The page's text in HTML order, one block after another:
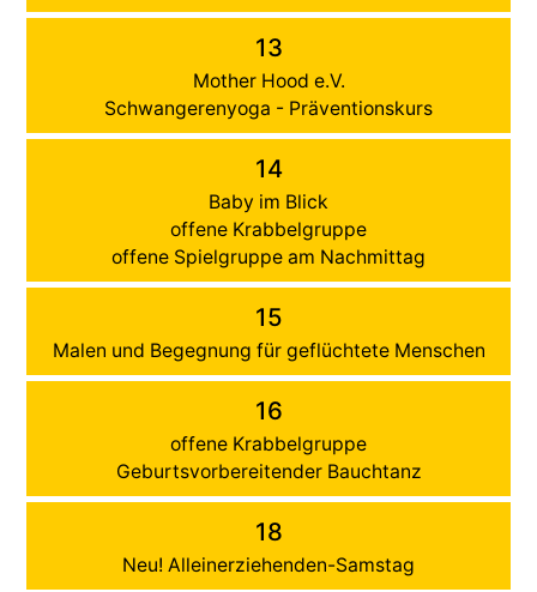
13
Mother Hood e.V.
Schwangerenyoga - Präventionskurs
14
Baby im Blick
offene Krabbelgruppe
offene Spielgruppe am Nachmittag
15
Malen und Begegnung für geflüchtete Menschen
16
offene Krabbelgruppe
Geburtsvorbereitender Bauchtanz
18
Neu! Alleinerziehenden-Samstag